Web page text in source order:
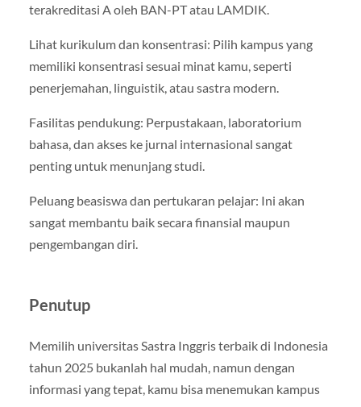
terakreditasi A oleh BAN-PT atau LAMDIK.
Lihat kurikulum dan konsentrasi: Pilih kampus yang
memiliki konsentrasi sesuai minat kamu, seperti
penerjemahan, linguistik, atau sastra modern.
Fasilitas pendukung: Perpustakaan, laboratorium
bahasa, dan akses ke jurnal internasional sangat
penting untuk menunjang studi.
Peluang beasiswa dan pertukaran pelajar: Ini akan
sangat membantu baik secara finansial maupun
pengembangan diri.
Penutup
Memilih universitas Sastra Inggris terbaik di Indonesia
tahun 2025 bukanlah hal mudah, namun dengan
informasi yang tepat, kamu bisa menemukan kampus